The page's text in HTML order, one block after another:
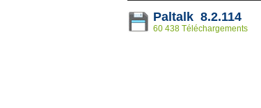
Paltalk 8.2.114
60 438 Téléchargements